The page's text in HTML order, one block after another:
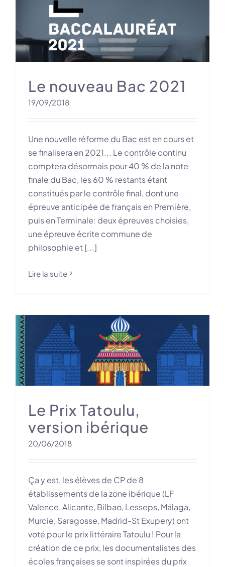
Le nouveau Bac 2021
19/09/2018
Une nouvelle réforme du Bac est en cours et
se finalisera en 2021... Le contrôle continu
comptera désormais pour 40 % de la note
finale du Bac, les 60 % restants étant
constitués par le contrôle final, dont une
épreuve anticipée de français en Première,
puis en Terminale: deux épreuves choisies,
une épreuve écrite commune de
philosophie et [...]
Lire la suite
Le Prix Tatoulu,
version ibérique
20/06/2018
Ça y est, les élèves de CP de 8
établissements de la zone ibérique (LF
Valence, Alicante, Bilbao, Lesseps, Málaga,
Murcie, Saragosse, Madrid-St Exupery) ont
voté pour le prix littéraire Tatoulu ! Pour la
création de ce prix, les documentalistes des
écoles françaises se sont inspirées du prix